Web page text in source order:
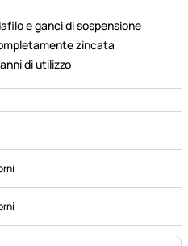
e ganci di sospensione
zincata
di utilizzo